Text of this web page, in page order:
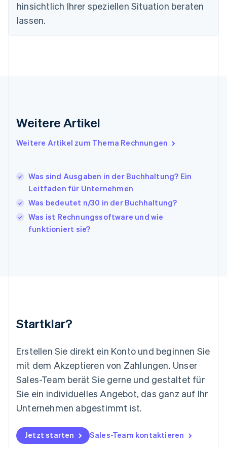
hinsichtlich Ihrer speziellen Situation beraten
lassen.
Weitere Artikel
Weitere Artikel zum Thema Rechnungen
Was sind Ausgaben in der Buchhaltung? Ein
Leitfaden für Unternehmen
Was bedeutet n/30 in der Buchhaltung?
Was ist Rechnungssoftware und wie
funktioniert sie?
Startklar?
Erstellen Sie direkt ein Konto und beginnen Sie
mit dem Akzeptieren von Zahlungen. Unser
Sales-Team berät Sie gerne und gestaltet für
Sie ein individuelles Angebot, das ganz auf Ihr
Unternehmen abgestimmt ist.
Jetzt starten Sales-Team kontaktieren
FrançaisEnglish
Gibraltar
Japan
Kanada
EnglishItaliano
Lettland
Liechtenstein
Deutsch English
Litauen
Español English
Niederlande
NederlandsEnglish
English
Österreich
Deutsch
Polen
Portugal
PortuguêsEnglish